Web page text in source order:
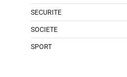
SECURITE
SOCIETE
SPORT